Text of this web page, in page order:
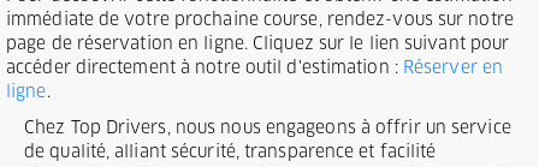
immédiate de votre prochaine course, rendez-vous sur notre
page de réservation en ligne. Cliquez sur le lien suivant pour
accéder directement à notre outil d'estimation : Réserver en
ligne.
Chez Top Drivers, nous nous engageons à offrir un service
de qualité, alliant sécurité, transparence et facilité